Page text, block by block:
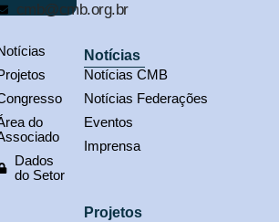
cmb@cmb.org.br
do
Dados
do Setor
Notícias
Notícias CMB
Notícias Federações
Eventos
Imprensa
Projetos